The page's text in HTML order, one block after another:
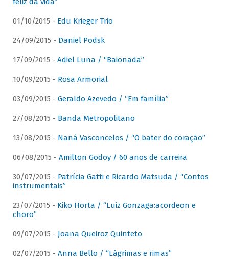
01/10/2015 - Edu Krieger Trio
24/09/2015 - Daniel Podsk
17/09/2015 - Adiel Luna / “Baionada”
10/09/2015 - Rosa Armorial
03/09/2015 - Geraldo Azevedo / “Em família”
27/08/2015 - Banda Metropolitano
13/08/2015 - Naná Vasconcelos / “O bater do coração”
06/08/2015 - Amilton Godoy / 60 anos de carreira
30/07/2015 - Patrícia Gatti e Ricardo Matsuda / “Contos
instrumentais”
23/07/2015 - Kiko Horta / “Luiz Gonzaga:acordeon e
choro”
09/07/2015 - Joana Queiroz Quinteto
02/07/2015 - Anna Bello / “Lágrimas e rimas”